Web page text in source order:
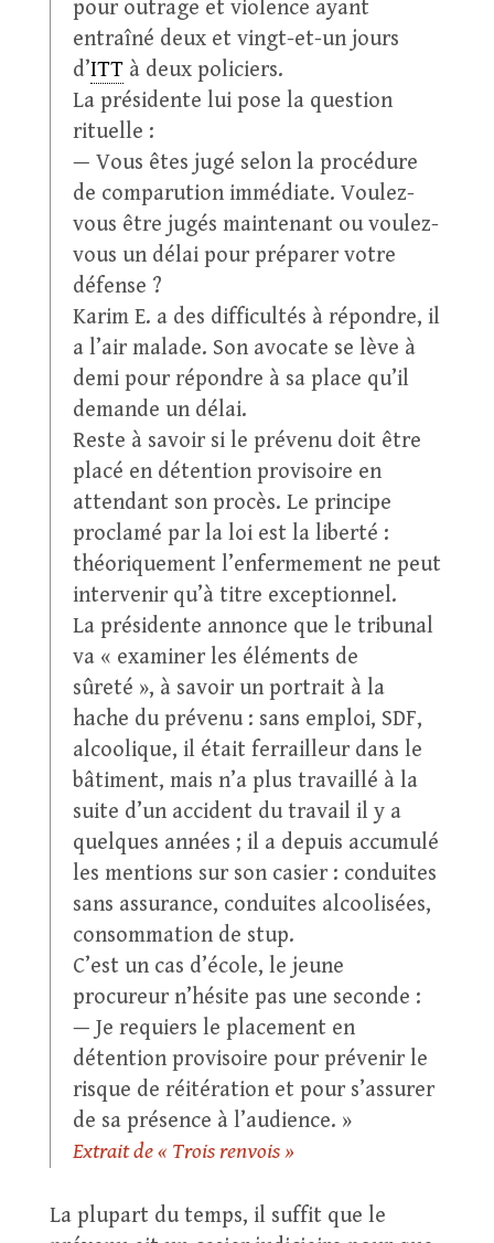
pour outrage et violence ayant
entraîné deux et vingt-et-un jours
d’ITTà deux policiers.
La présidente lui pose la question
rituelle :
— Vous êtes jugé selon la procédure
de comparution immédiate. Voulez-
vous être jugés maintenant ou voulez-
vous un délai pour préparer votre
défense ?
Karim E. a des difficultés à répondre, il
a l’air malade. Son avocate se lève à
demi pour répondre à sa place qu’il
demande un délai.
Reste à savoir si le prévenu doit être
placé en détention provisoire en
attendant son procès. Le principe
proclamé par la loi est la liberté :
théoriquement l’enfermement ne peut
intervenir qu’à titre exceptionnel.
La présidente annonce que le tribunal
va « examiner les éléments de
sûreté », à savoir un portrait à la
hache du prévenu : sans emploi, SDF,
alcoolique, il était ferrailleur dans le
bâtiment, mais n’a plus travaillé à la
suite d’un accident du travail il y a
quelques années ; il a depuis accumulé
les mentions sur son casier : conduites
sans assurance, conduites alcoolisées,
consommation de stup.
C’est un cas d’école, le jeune
procureur n’hésite pas une seconde :
— Je requiers le placement en
détention provisoire pour prévenir le
risque de réitération et pour s’assurer
de sa présence à l’audience. »
Extrait de « Trois renvois »
La plupart du temps, il suffit que le